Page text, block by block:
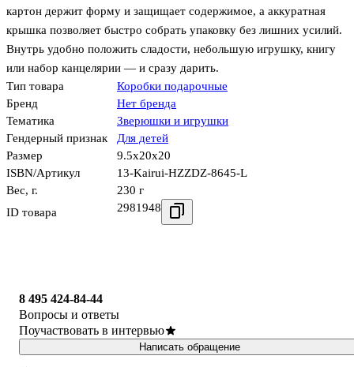
картон держит форму и защищает содержимое, а аккуратная
крышка позволяет быстро собрать упаковку без лишних усилий.
Внутрь удобно положить сладости, небольшую игрушку, книгу
или набор канцелярии — и сразу дарить.
Тип товара
Коробки подарочные
Бренд
Нет бренда
Тематика
Зверюшки и игрушки
Гендерный признак
Для детей
Размер
9.5x20x20
ISBN/Артикул
13-Kairui-HZZDZ-8645-L
Вес, г.
230 г
ID товара
2981948
8 495 424-84-44
Вопросы и ответы
Поучаствовать в интервью
Написать обращение